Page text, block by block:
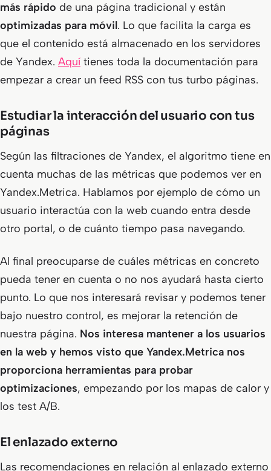
más rápido de una página tradicional y están
optimizadas para móvil. Lo que facilita la carga es
que el contenido está almacenado en los servidores
de Yandex. Aquí tienes toda la documentación para
empezar a crear un feed RSS con tus turbo páginas.
Estudiar la interacción del usuario con tus
páginas
Según las filtraciones de Yandex, el algoritmo tiene en
cuenta muchas de las métricas que podemos ver en
Yandex.Metrica. Hablamos por ejemplo de cómo un
usuario interactúa con la web cuando entra desde
otro portal, o de cuánto tiempo pasa navegando.
Al final preocuparse de cuáles métricas en concreto
pueda tener en cuenta o no nos ayudará hasta cierto
punto. Lo que nos interesará revisar y podemos tener
bajo nuestro control, es mejorar la retención de
nuestra página. Nos interesa mantener a los usuarios
en la web y hemos visto que Yandex.Metrica nos
proporciona herramientas para probar
optimizaciones, empezando por los mapas de calor y
los test A/B.
El enlazado externo
Las recomendaciones en relación al enlazado externo